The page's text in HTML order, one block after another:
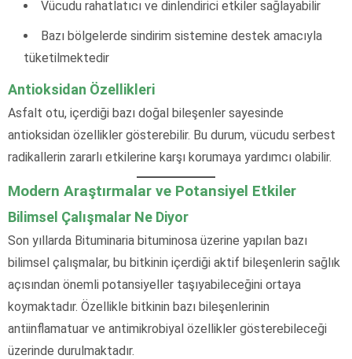
Vücudu rahatlatıcı ve dinlendirici etkiler sağlayabilir
Bazı bölgelerde sindirim sistemine destek amacıyla
tüketilmektedir
Antioksidan Özellikleri
Asfalt otu, içerdiği bazı doğal bileşenler sayesinde
antioksidan özellikler gösterebilir. Bu durum, vücudu serbest
radikallerin zararlı etkilerine karşı korumaya yardımcı olabilir.
Modern Araştırmalar ve Potansiyel Etkiler
Bilimsel Çalışmalar Ne Diyor
Son yıllarda Bituminaria bituminosa üzerine yapılan bazı
bilimsel çalışmalar, bu bitkinin içerdiği aktif bileşenlerin sağlık
açısından önemli potansiyeller taşıyabileceğini ortaya
koymaktadır. Özellikle bitkinin bazı bileşenlerinin
antiinflamatuar ve antimikrobiyal özellikler gösterebileceği
üzerinde durulmaktadır.